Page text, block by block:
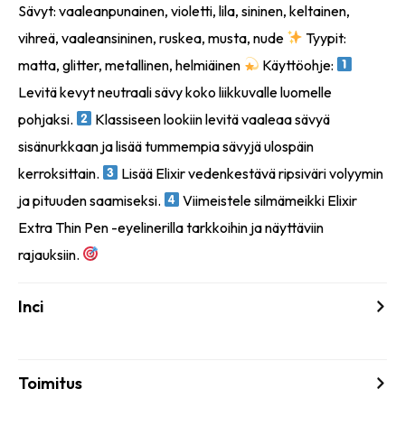
Sävyt: vaaleanpunainen, violetti, lila, sininen, keltainen,
vihreä, vaaleansininen, ruskea, musta, nude
Tyypit:
matta, glitter, metallinen, helmiäinen
Käyttöohje:
Levitä kevyt neutraali sävy koko liikkuvalle luomelle
pohjaksi.
Klassiseen lookiin levitä vaaleaa sävyä
sisänurkkaan ja lisää tummempia sävyjä ulospäin
kerroksittain.
Lisää Elixir vedenkestävä ripsiväri volyymin
ja pituuden saamiseksi.
Viimeistele silmämeikki Elixir
Extra Thin Pen -eyelinerilla tarkkoihin ja näyttäviin
rajauksiin.
Inci
Toimitus